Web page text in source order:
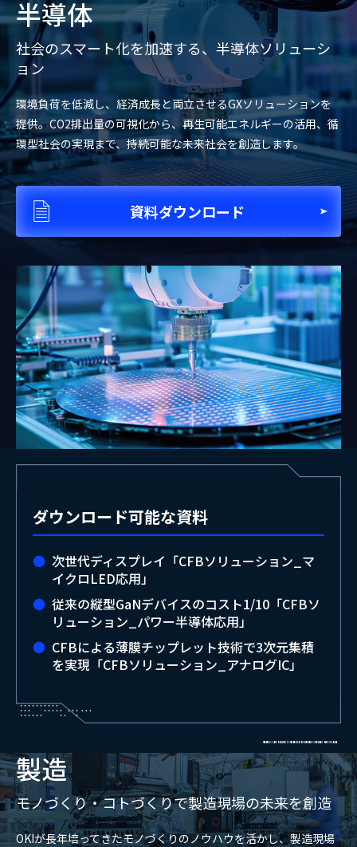
半導体
社会のスマート化を加速する、半導体ソリューシ
ョン
環境負荷を低減し、経済成長と両立させるGXソリューションを
提供。CO2排出量の可視化から、再生可能エネルギーの活用、循
環型社会の実現まで、持続可能な未来社会を創造します。
資料ダウンロード
ダウンロード可能な資料
次世代ディスプレイ「CFBソリューション_マ
イクロLED応用」
従来の縦型GaNデバイスのコスト1/10「CFBソ
リューション_パワー半導体応用」
CFBによる薄膜チップレット技術で3次元集積
を実現「CFBソリューション_アナログIC」
製造
モノづくり・コトづくりで製造現場の未来を創造
OKIが長年培ってきたモノづくりのノウハウを活かし、製造現場